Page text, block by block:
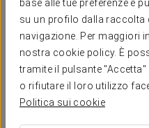
base alle tue preferenze e
su un profilo dalla raccolta
navigazione. Per maggiori
nostra cookie policy. È
tramite il pulsante
o rifiutare il loro utilizzo
Politica sui cookie